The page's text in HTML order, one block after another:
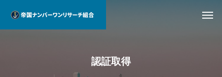
認証取得